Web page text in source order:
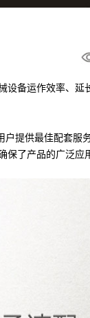
备运作效率、延
提供最佳配套服
了产品的广泛应